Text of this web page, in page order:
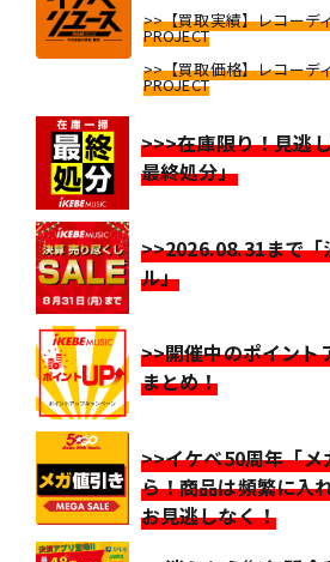
>>【買取実績】レコーデ
PROJECT
>>【買取価格】レコーデ
PROJECT
>>>在庫限り！見逃
最終処分」
>>2026.08.31まで「
ル」
>>開催中のポイント
まとめ！
>>イケベ50周年「メ
ら！商品は頻繁に入
お見逃しなく！